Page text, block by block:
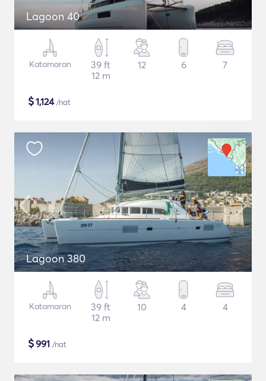
Lagoon 40
Katamaran
39 ft
12 m
12 6 7
$1,124/nat
Lagoon 380
Katamaran
39 ft
12 m
10 4 4
$991 /nat